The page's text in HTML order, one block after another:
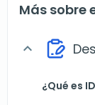
Más sobre
expand_more
¿Qué es